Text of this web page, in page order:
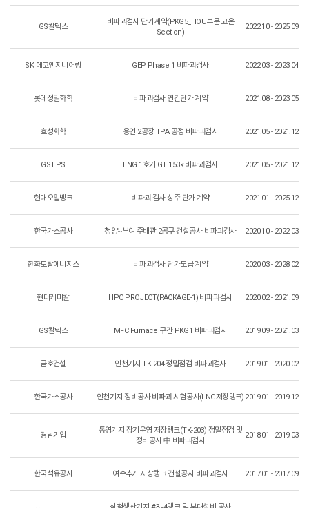
GS칼텍스
비파괴검사 단가계약(PKG5_HOU부문 고온
Section)
2022.10 - 2025.09
SK 에코엔지니어링 GEP Phase 1 비파괴검사 2022.03 - 2023.04
롯데정밀화학 비파괴검사 연간단가 계약 2021.08 - 2023.05
효성화학 용연 2공장 TPA 공정 비파괴검사 2021.05 - 2021.12
GS EPS LNG 1호기 GT 153k 비파괴검사 2021.05 - 2021.12
현대오일뱅크 비파괴 검사 상주 단가 계약 2021.01 - 2025.12
한국가스공사 청양~부여 주배관 2공구 건설공사 비파괴검사 2020.10 - 2022.03
한화토탈에너지스 비파괴검사 단가도급 계약 2020.03 - 2028.02
현대케미칼 HPC PROJECT(PACKAGE-1) 비파괴검사 2020.02 - 2021.09
GS칼텍스 MFC Furnace 구간 PKG1 비파괴검사 2019.09 - 2021.03
금호건설 인천기지 TK-204 정밀점검 비파괴검사 2019.01 - 2020.02
한국가스공사 인천기지 정비공사 비파괴 시험공사(LNG저장탱크) 2019.01 - 2019.12
경남기업
통영기지 장기운영 저장탱크(TK-203) 정밀점검 및
정비공사 中 비파괴검사
2018.01 - 2019.03
한국석유공사 여수추가 지상탱크 건설공사 비파괴검사 2017.01 - 2017.09